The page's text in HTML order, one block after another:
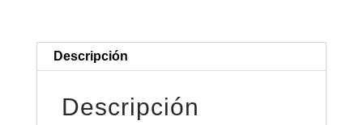
(Formato
Digital
Descripción
Descripción